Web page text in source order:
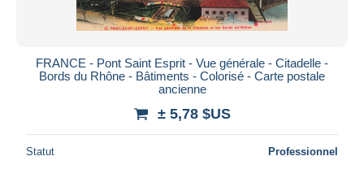
FRANCE - Pont Saint Esprit - Vue générale - Citadelle -
Bords du Rhône - Bâtiments - Colorisé - Carte postale
ancienne
± 5,78 $US
Statut Professionnel